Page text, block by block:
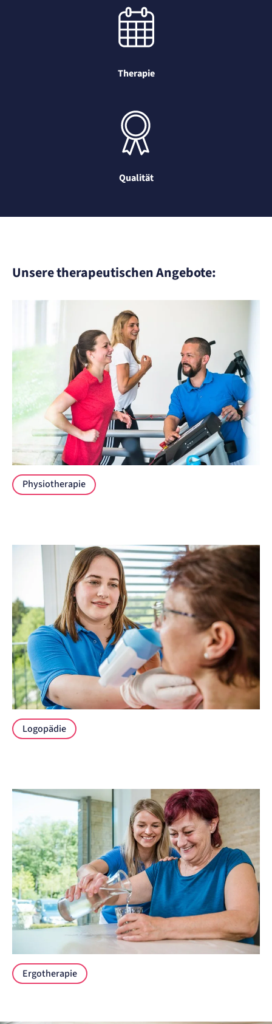
Therapie
Qualität
Unsere therapeutischen Angebote:
Physiotherapie
Logopädie
Ergotherapie